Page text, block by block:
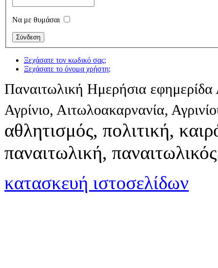
Να με θυμάσαι
Ξεχάσατε τον κωδικό σας;
Ξεχάσατε το όνομα χρήστη;
Παναιτωλική Ημερήσια εφημερίδα
Αγρίνιο, Αιτωλοακαρνανία,
αθλητισμός, πολιτική,
παναιτωλική,
κατασκευή ιστοσελίδων